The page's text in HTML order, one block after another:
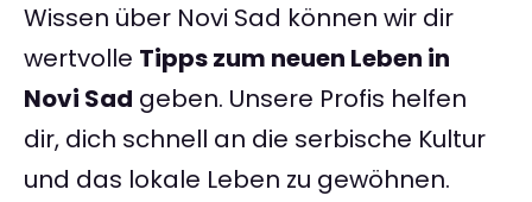
Wissen über Novi Sad können wir dir
wertvolle Tipps zum neuen Leben in
Novi Sad geben. Unsere Profis helfen
dir, dich schnell an die serbische Kultur
und das lokale Leben zu gewöhnen.